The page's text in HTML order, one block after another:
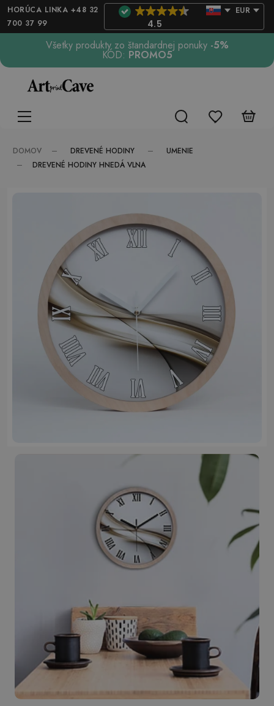
HORÚCA LINKA +48 32
700 37 99
4.5
EUR
Všetky produkty zo štandardnej ponuky -5%
KÓD: PROMO5
DOMOV DREVENÉ HODINY
UMENIE
DREVENÉ HODINY HNEDÁ VLNA